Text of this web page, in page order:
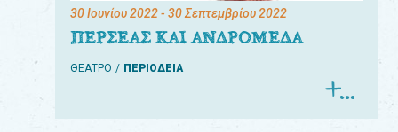
30 Ιουνίου 2022- 30 Σεπτεμβρίου 2022
ΠΕΡΣΕΑΣ ΚΑΙ ΑΝΔΡΟΜΕΔΑ
ΘΕΑΤΡΟ ΠΕΡΙΟΔΕΙΑ